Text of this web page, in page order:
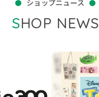
ショップニュース
SHOP NEWS